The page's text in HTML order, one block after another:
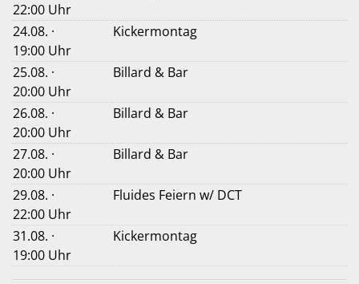
22:00 Uhr
24.08. ·
19:00 Uhr
Kickermontag
25.08. ·
20:00 Uhr
Billard & Bar
26.08. ·
20:00 Uhr
Billard & Bar
27.08. ·
20:00 Uhr
Billard & Bar
29.08. ·
22:00 Uhr
Fluides Feiern w/ DCT
31.08. ·
19:00 Uhr
Kickermontag